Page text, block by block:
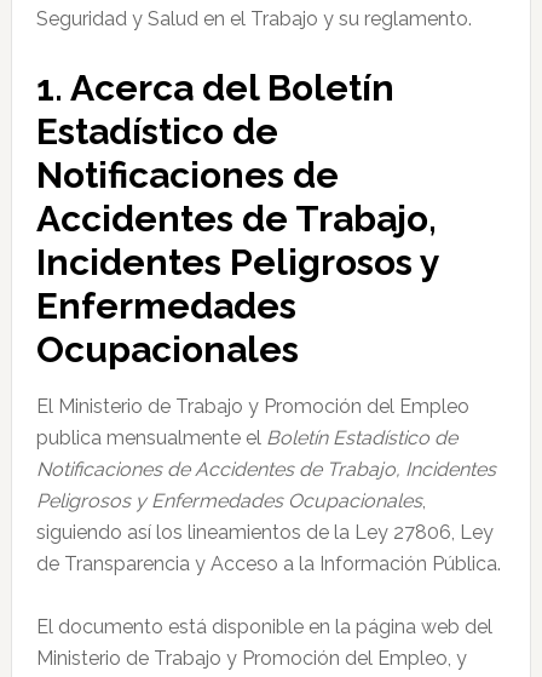
Seguridad y Salud en el Trabajo y su reglamento.
1. Acerca del Boletín
Estadístico de
Notificaciones de
Accidentes de Trabajo,
Incidentes Peligrosos y
Enfermedades
Ocupacionales
El Ministerio de Trabajo y Promoción del Empleo
publica mensualmente el Boletín Estadístico de
Notificaciones de Accidentes de Trabajo, Incidentes
Peligrosos y Enfermedades Ocupacionales,
siguiendo así los lineamientos de la Ley 27806, Ley
de Transparencia y Acceso a la Información Pública.
El documento está disponible en la página web del
Ministerio de Trabajo y Promoción del Empleo, y